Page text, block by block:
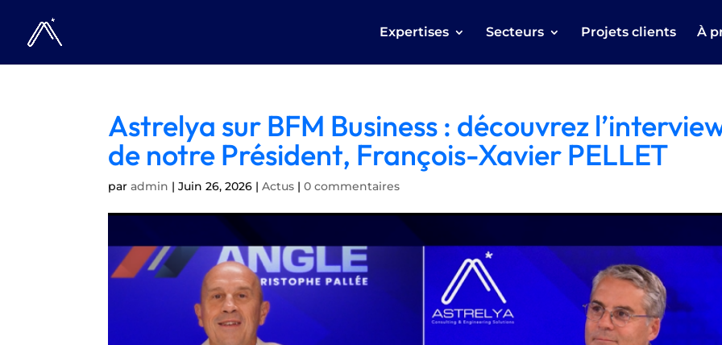
Expertises Secteurs Projets clients À
Astrelya sur BFM Business : découvrez
de notre Président, François-Xavier PELLET
paradmin |Juin 26, 2026 |Actus |0 commentaires